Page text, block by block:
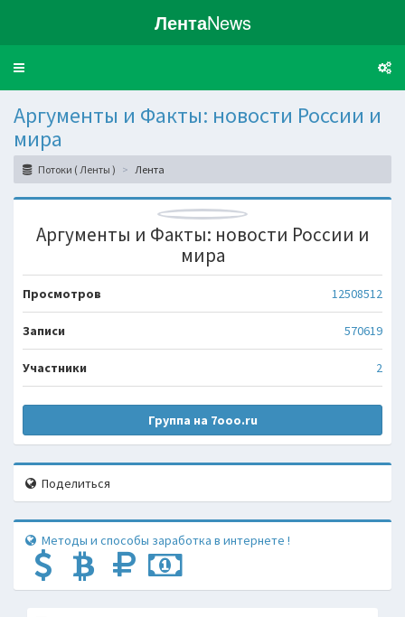
ЛентаNews
Toggle
Аргументы и Факты: новости России и
мира
Потоки ( Ленты ) Лента
Аргументы и Факты: новости России и
мира
Просмотров 12508512
Записи 570619
Участники 2
Группа на 7ooo.ru
Поделиться
Методы и способы заработка в интернете !